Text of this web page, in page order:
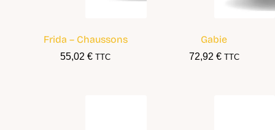
Frida – Chaussons
55,02€ TTC
Gabie
72,92 € TTC